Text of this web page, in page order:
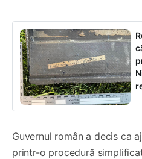
Guvernul român a decis ca
printr-o procedură